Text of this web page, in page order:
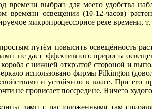
времени выбран для моего удобства
времени освещении(10-12-часов)
микропроцессорное реле времени,
путём повысить освещённость
не даст эффективного прироста
с нижней открытой стороной и
использовано фирмы Pilkington
и устойчиво к влаге. При его
не провисает посередине. Ничего
ламп с расположенными там